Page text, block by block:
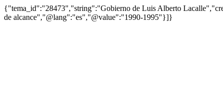
{"tema_id":"28473","string":"Gobierno de Luis Alberto
de alcance","@lang":"es","@value":"1990-1995"}]}